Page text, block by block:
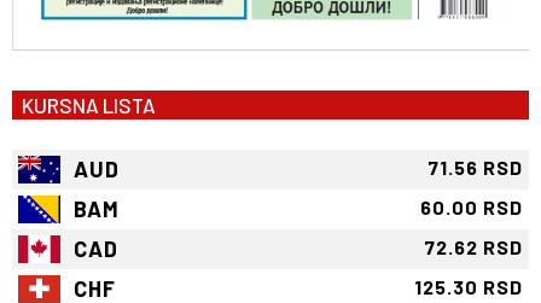
KURSNA LISTA
AUD 71.56 RSD
BAM 60.00 RSD
CAD 72.62 RSD
CHF 125.30 RSD